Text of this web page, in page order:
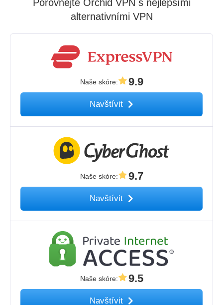
Porovnejte Orchid VPN s nejlepšími
alternativními VPN
Naše skóre: 9.9
Navštívit
Naše skóre: 9.7
Navštívit
Naše skóre: 9.5
Navštívit